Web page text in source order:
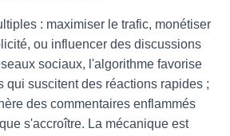
: maximiser le trafic, monétiser
ou influencer des discussions
sociaux, l'algorithme favorise
qui suscitent des réactions rapides ;
des commentaires enflammés
s'accroître. La mécanique est